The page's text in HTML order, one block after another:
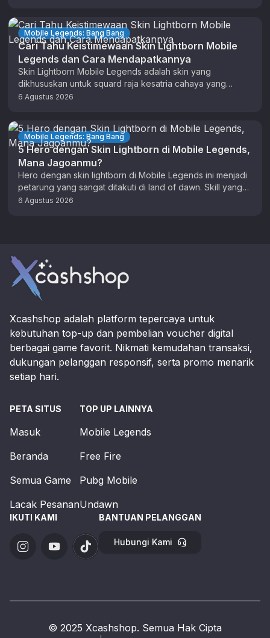
Mobile Legends: Bang Bang
Cari Tahu Keistimewaan Skin Lightborn Mobile
Legends dan Cara Mendapatkannya
Skin Lightborn Mobile Legends adalah skin yang
dikhususkan untuk squard raja kesatria cahaya yang
menguasai Land of Dawn. Ada 5 …
6 Agustus 2026
Mobile Legends: Bang Bang
5 Hero dengan Skin Lightborn di Mobile Legends,
Mana Jagoanmu?
Hero dengan skin lightborn di Mobile Legends ini menjadi
petarung yang sangat ditakuti di land of dawn. Skill yang
dimiliki …
6 Agustus 2026
Xcashshop adalah platform tepercaya untuk
kebutuhan top-up dan pembelian voucher digital
berbagai game favorit. Nikmati kemudahan transaksi,
dukungan pelanggan responsif, serta promo menarik
setiap hari.
PETA SITUS
Masuk
Beranda
Semua Game
Lacak Pesanan
TOP UP LAINNYA
Mobile Legends
Free Fire
Pubg Mobile
Undawn
IKUTI KAMI BANTUAN PELANGGAN
Hubungi Kami
© 2025 Xcashshop. Semua Hak Cipta